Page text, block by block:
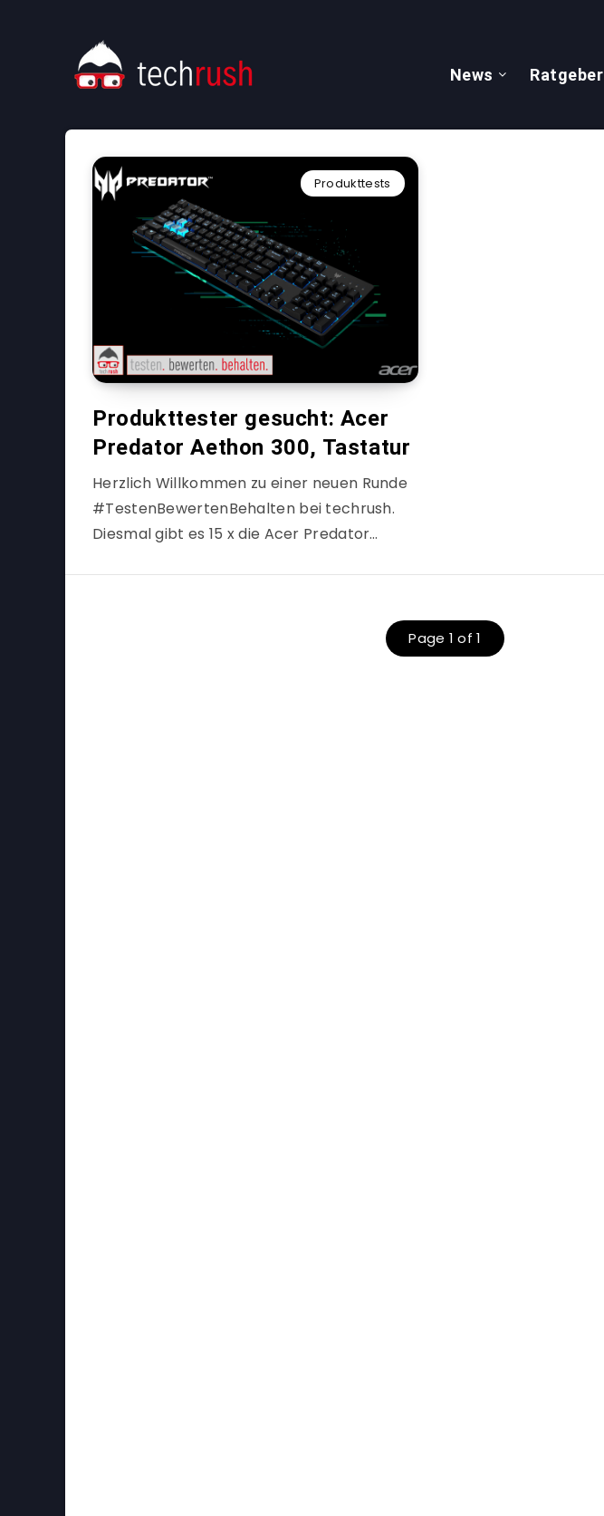
News Ratgeber
Produkttests
Produkttester gesucht: Acer
Predator Aethon 300, Tastatur
Herzlich Willkommen zu einer neuen Runde
#TestenBewertenBehalten bei techrush.
Diesmal gibt es 15 x die Acer Predator…
Page 1 of 1